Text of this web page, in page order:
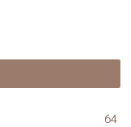
64